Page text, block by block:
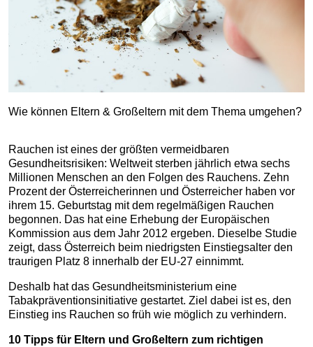
Wie können Eltern & Großeltern mit dem Thema umgehen?
Rauchen ist eines der größten vermeidbaren
Gesundheitsrisiken: Weltweit sterben jährlich etwa sechs
Millionen Menschen an den Folgen des Rauchens. Zehn
Prozent der Österreicherinnen und Österreicher haben vor
ihrem 15. Geburtstag mit dem regelmäßigen Rauchen
begonnen. Das hat eine Erhebung der Europäischen
Kommission aus dem Jahr 2012 ergeben. Dieselbe Studie
zeigt, dass Österreich beim niedrigsten Einstiegsalter den
traurigen Platz 8 innerhalb der EU-27 einnimmt.
Deshalb hat das Gesundheitsministerium eine
Tabakpräventionsinitiative gestartet. Ziel dabei ist es, den
Einstieg ins Rauchen so früh wie möglich zu verhindern.
10 Tipps für Eltern und Großeltern zum richtigen